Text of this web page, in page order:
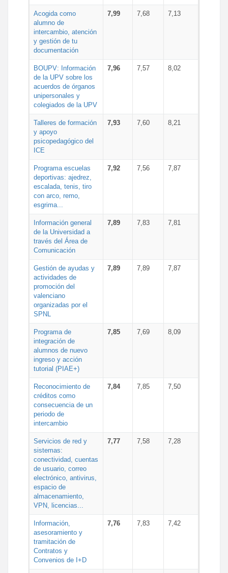
Acogida como
alumno de
intercambio, atención
y gestión de tu
documentación
7,99 7,68 7,13
BOUPV: Información
de la UPV sobre los
acuerdos de órganos
unipersonales y
colegiados de la UPV
7,96 7,57 8,02
Talleres de formación
y apoyo
psicopedagógico del
ICE
7,93 7,60 8,21
Programa escuelas
deportivas: ajedrez,
escalada, tenis, tiro
con arco, remo,
esgrima...
7,92 7,56 7,87
Información general
de la Universidad a
través del Área de
Comunicación
7,89 7,83 7,81
Gestión de ayudas y
actividades de
promoción del
valenciano
organizadas por el
SPNL
7,89 7,89 7,87
Programa de
integración de
alumnos de nuevo
ingreso y acción
tutorial (PIAE+)
7,85 7,69 8,09
Reconocimiento de
créditos como
consecuencia de un
periodo de
intercambio
7,84 7,85 7,50
Servicios de red y
sistemas:
conectividad, cuentas
de usuario, correo
electrónico, antivirus,
espacio de
almacenamiento,
VPN, licencias...
7,77 7,58 7,28
Información,
asesoramiento y
tramitación de
Contratos y
Convenios de I+D
7,76 7,83 7,42